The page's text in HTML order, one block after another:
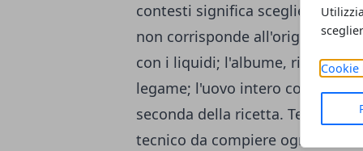
Cookie
contesti significa scegliere il
non corrisponde all'originale. Il
con i liquidi; l'albume, ricco di
legame; l'uovo intero combina
seconda della ricetta. Tenere
tecnico da compiere ogni volta